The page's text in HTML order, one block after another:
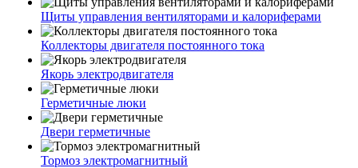
Щиты управления вентиляторами и калориферами
Коллекторы двигателя постоянного тока
Якорь электродвигателя
Герметичные люки
Двери герметичные
Тормоз электромагнитный